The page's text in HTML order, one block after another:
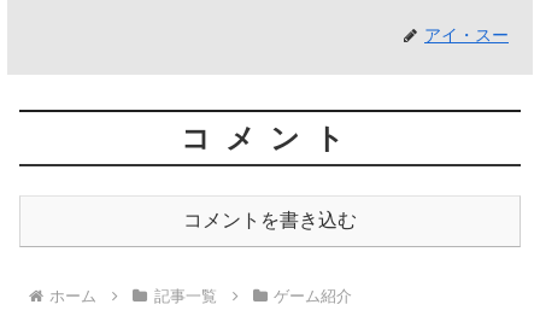
アイ・スー
コメント
コメントを書き込む
ホーム 記事一覧 ゲーム紹介